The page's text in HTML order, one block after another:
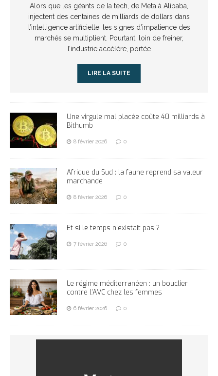
Alors que les géants de la tech, de Meta à Alibaba,
injectent des centaines de milliards de dollars dans
l’intelligence artificielle, les signes d’impatience des
marchés se multiplient. Pourtant, loin de freiner,
l’industrie accélère, portée
LIRE LA SUITE
Une virgule mal placée coûte 40 milliards à
Bithumb
8 février 2026 0
Afrique du Sud : la faune reprend sa valeur
marchande
8 février 2026 0
Et si le temps n’existait pas ?
7 février 2026 0
Le régime méditerranéen : un bouclier
contre l’AVC chez les femmes
6 février 2026 0